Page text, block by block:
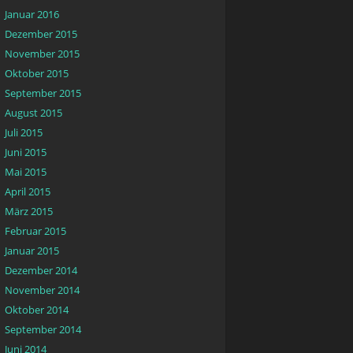
Januar 2016
Dezember 2015
November 2015
Oktober 2015
September 2015
August 2015
Juli 2015
Juni 2015
Mai 2015
April 2015
März 2015
Februar 2015
Januar 2015
Dezember 2014
November 2014
Oktober 2014
September 2014
Juni 2014